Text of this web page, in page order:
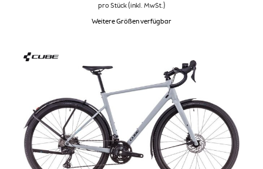
pro Stück (inkl. MwSt.)
Weitere Größen verfügbar